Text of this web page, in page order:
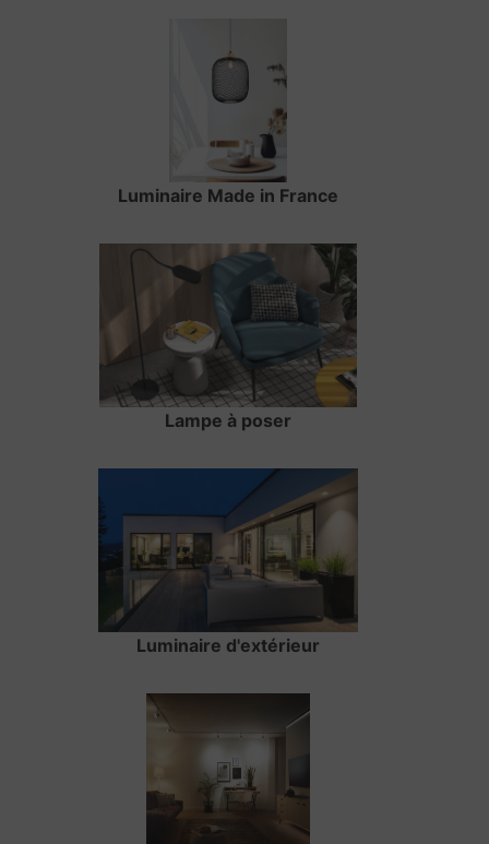
Luminaire Made in France
Lampe à poser
Luminaire d'extérieur